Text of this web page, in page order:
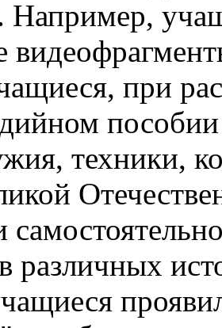
Например,
при
техники,
различных